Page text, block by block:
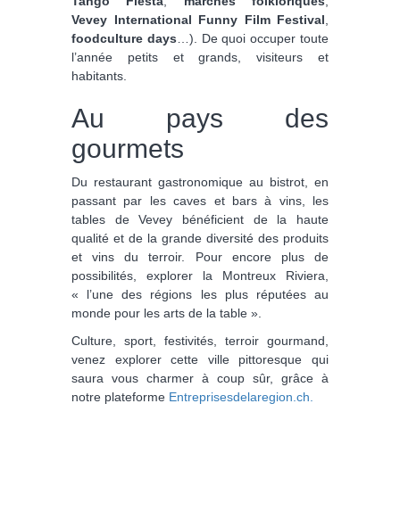
Vevey International Funny Film Festival
foodculture days …). De quoi occuper toute
l’année petits et grands, visiteurs et
habitants.
Au pays des
gourmets
Du restaurant gastronomique au bistrot, en
passant par les caves et bars à vins, les
tables de Vevey bénéficient de la haute
qualité et de la grande diversité des produits
et vins du terroir. Pour encore plus de
possibilités, explorer la Montreux Riviera,
« l’une des régions les plus réputées au
monde pour les arts de la table ».
Culture, sport, festivités, terroir gourmand,
venez explorer cette ville pittoresque qui
saura vous charmer à coup sûr, grâce à
notre plateforme Entreprisesdelaregion.ch.